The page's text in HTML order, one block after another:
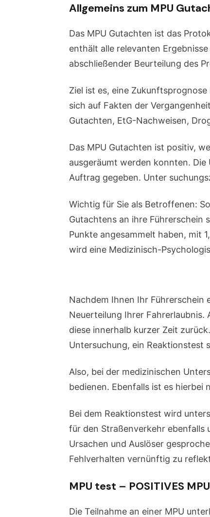
Allgemeins zum MPU
Das MPU Gutachten ist das
enthält alle relevanten
abschließender Beurteilung des
Ziel ist es, eine
sich auf Fakten der
Gutachten, EtG-Nachweisen,
Das MPU Gutachten ist positiv,
ausgeräumt werden konnten.
Auftrag gegeben. Unter
Wichtig für Sie als Betroffenen:
Gutachtens an ihre Führerschein
Punkte angesammelt haben, mit
wird eine Medizinisch-
Nachdem Ihnen Ihr Führerschein
Neuerteilung Ihrer
diese innerhalb kurzer Zeit
Untersuchung, ein Reaktionstest
Also, bei der medizinischen
bedienen. Ebenfalls ist es
Bei dem Reaktionstest wird
für den Straßenverkehr ebenfalls
Ursachen und Auslöser
Fehlverhalten vernünftig zu
MPU test – POSITIVES
Die Teilnahme an einer MPU